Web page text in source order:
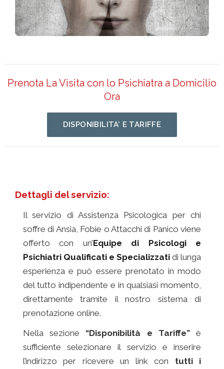
Prenota La Visita con lo Psichiatra a Domicilio
Ora
DISPONIBILITA’ E TARIFFE
Dettagli del servizio:
Il servizio di Assistenza Psicologica per chi
soffre di Ansia, Fobie o Attacchi di Panico viene
offerto con un’Equipe di Psicologi e
Psichiatri Qualificati e Specializzati di lunga
esperienza e può essere prenotato in modo
del tutto indipendente e in qualsiasi momento,
direttamente tramite il nostro sistema di
prenotazione online.
Nella sezione “Disponibilità e Tariffe”è
sufficiente selezionare il servizio e inserire
l’indirizzo per ricevere un link con tutti i